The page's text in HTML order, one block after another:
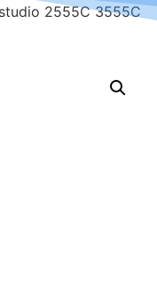
2555C 3555C